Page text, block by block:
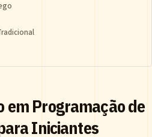
em Programação de
Iniciantes